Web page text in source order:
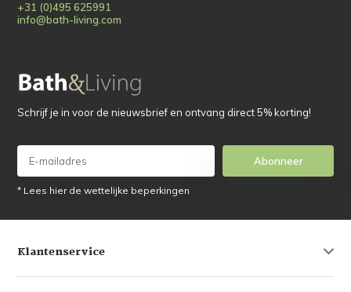
+31 (0)495 625991
info@bath-living.com
Schrijf je in voor de nieuwsbrief en ontvang direct 5% korting!
Abonneer
* Lees hier de wettelijke beperkingen
Klantenservice